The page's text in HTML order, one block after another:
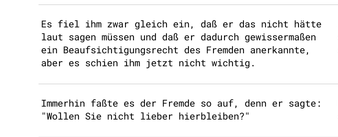
Es fiel ihm zwar gleich ein, daß er das nicht hätte
laut sagen müssen und daß er dadurch gewissermaßen
ein Beaufsichtigungsrecht des Fremden anerkannte,
aber es schien ihm jetzt nicht wichtig.
Immerhin faßte es der Fremde so auf, denn er sagte:
"Wollen Sie nicht lieber hierbleiben?"